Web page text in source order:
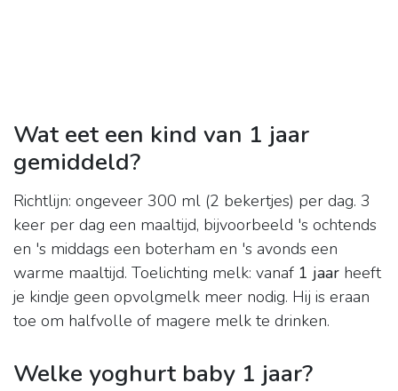
Wat eet een kind van 1 jaar
gemiddeld?
Richtlijn: ongeveer 300 ml (2 bekertjes) per dag. 3
keer per dag een maaltijd, bijvoorbeeld 's ochtends
en 's middags een boterham en 's avonds een
warme maaltijd. Toelichting melk: vanaf 1 jaar heeft
je kindje geen opvolgmelk meer nodig. Hij is eraan
toe om halfvolle of magere melk te drinken.
Welke yoghurt baby 1 jaar?